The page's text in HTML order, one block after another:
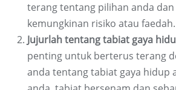
terang tentang pilihan anda
kemungkinan risiko atau faedah.
Jujurlah tentang tabiat gaya
penting untuk berterus terang
anda tentang tabiat gaya hidup